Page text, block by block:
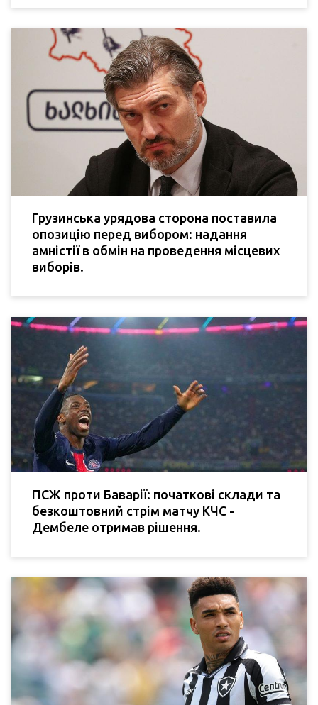
Грузинська урядова сторона поставила
опозицію перед вибором: надання
амністії в обмін на проведення місцевих
виборів.
ПСЖ проти Баварії: початкові склади та
безкоштовний стрім матчу КЧС -
Дембеле отримав рішення.